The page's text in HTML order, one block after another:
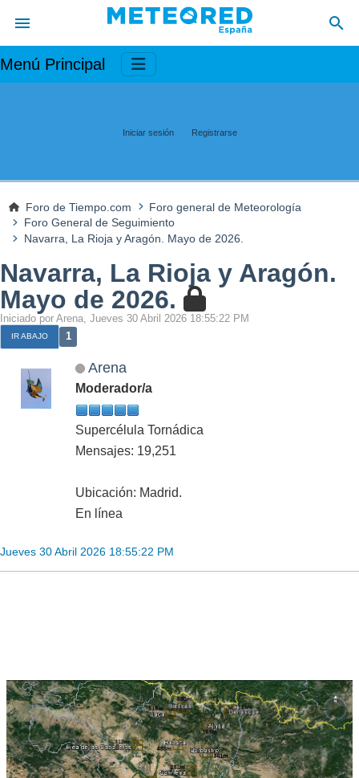
Menú Principal
Iniciar sesión Registrarse
Foro de Tiempo.com
Foro general de Meteorología
Foro General de Seguimiento
Navarra, La Rioja y Aragón. Mayo de 2026.
Navarra, La Rioja y Aragón.
Mayo de 2026.
Iniciado por Arena, Jueves 30 Abril 2026 18:55:22 PM
IR ABAJO 1
Arena
Moderador/a
Supercélula Tornádica
Mensajes: 19,251
Ubicación: Madrid.
En línea
Jueves 30 Abril 2026 18:55:22 PM